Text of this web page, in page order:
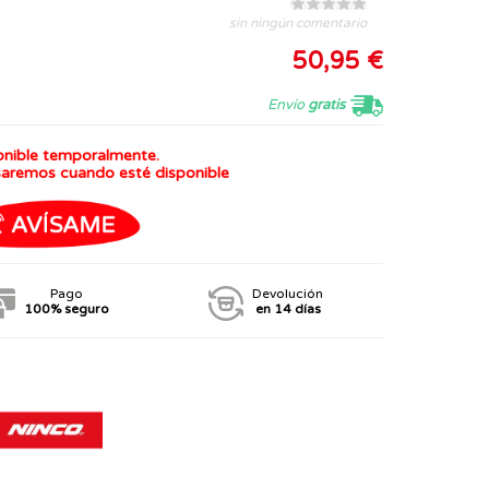
sin ningún comentario
50,95 €
Envíogratis
temporalmente.
cuando esté disponible
Pago
100% seguro
Devolución
en 14 días